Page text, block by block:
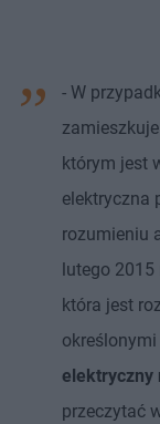
- W
którym jest
elektryczna
rozumieniu
lutego
która jest
elektryczny
przeczytać